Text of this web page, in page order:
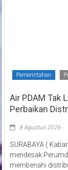
Pemerintahan
Air PDAM Tak
Perbaikan
8 Agustus 2026
SURABAYA (
mendesak
membenahi